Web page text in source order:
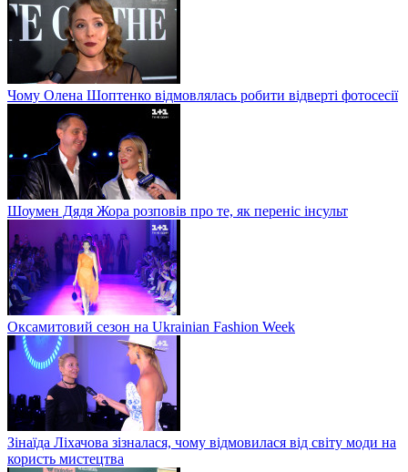
Чому Олена Шоптенко відмовлялась робити відверті фотосесії
Шоумен Дядя Жора розповів про те, як переніс інсульт
Оксамитовий сезон на Ukrainian Fashion Week
Зінаїда Ліхачова зізналася, чому відмовилася від світу моди на
користь мистецтва